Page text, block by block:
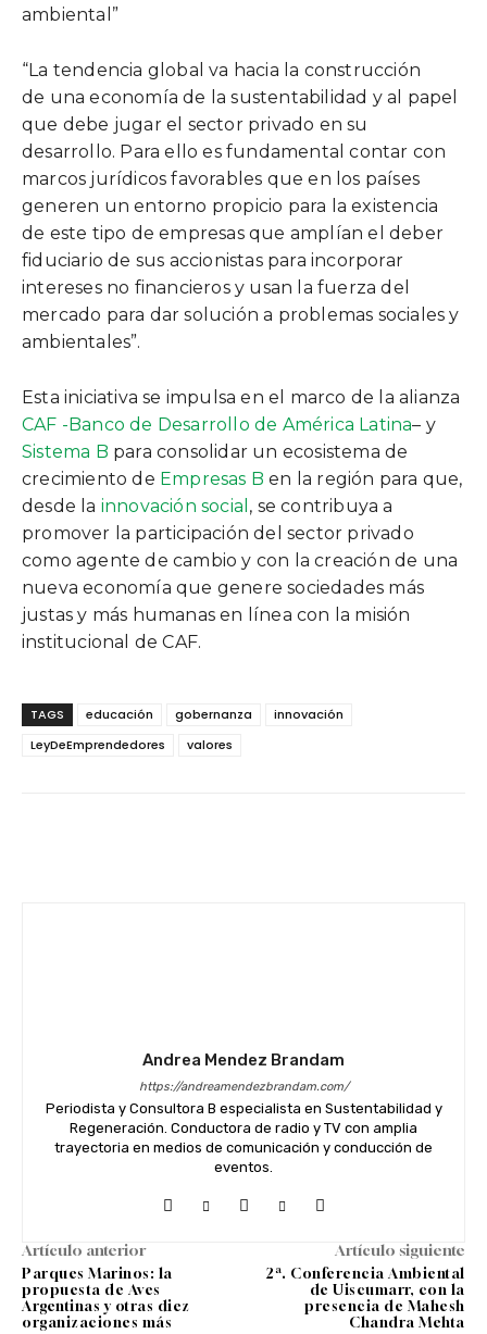
ambiental”
“La tendencia global va hacia la construcción
de una economía de la sustentabilidad y al papel
que debe jugar el sector privado en su
desarrollo. Para ello es fundamental contar con
marcos jurídicos favorables que en los países
generen un entorno propicio para la existencia
de este tipo de empresas que amplían el deber
fiduciario de sus accionistas para incorporar
intereses no financieros y usan la fuerza del
mercado para dar solución a problemas sociales y
ambientales”.
Esta iniciativa se impulsa en el marco de la alianza
CAF -Banco de Desarrollo de América Latina– y
Sistema B para consolidar un ecosistema de
crecimiento de Empresas B en la región para que,
desde la innovación social , se contribuya a
promover la participación del sector privado
como agente de cambio y con la creación de una
nueva economía que genere sociedades más
justas y más humanas en línea con la misión
institucional de CAF.
TAGS educación gobernanza
innovación
LeyDeEmprendedores
valores
Andrea Mendez Brandam
https://andreamendezbrandam.com/
Periodista y Consultora B especialista en Sustentabilidad y
Regeneración. Conductora de radio y TV con amplia
trayectoria en medios de comunicación y conducción de
eventos.
Artículo anterior
Parques Marinos: la
propuesta de Aves
Argentinas y otras diez
organizaciones más
Artículo siguiente
2ª. Conferencia Ambiental
de Uiscumarr, con la
presencia de Mahesh
Chandra Mehta